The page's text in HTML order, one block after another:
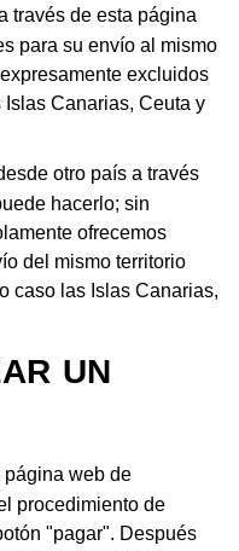
través de esta página
para su envío al mismo
excluidos
Canarias, Ceuta y
otro país a través
hacerlo; sin
ofrecemos
del mismo territorio
caso las Islas Canarias,
UN
página web de
procedimiento de
"pagar". Después